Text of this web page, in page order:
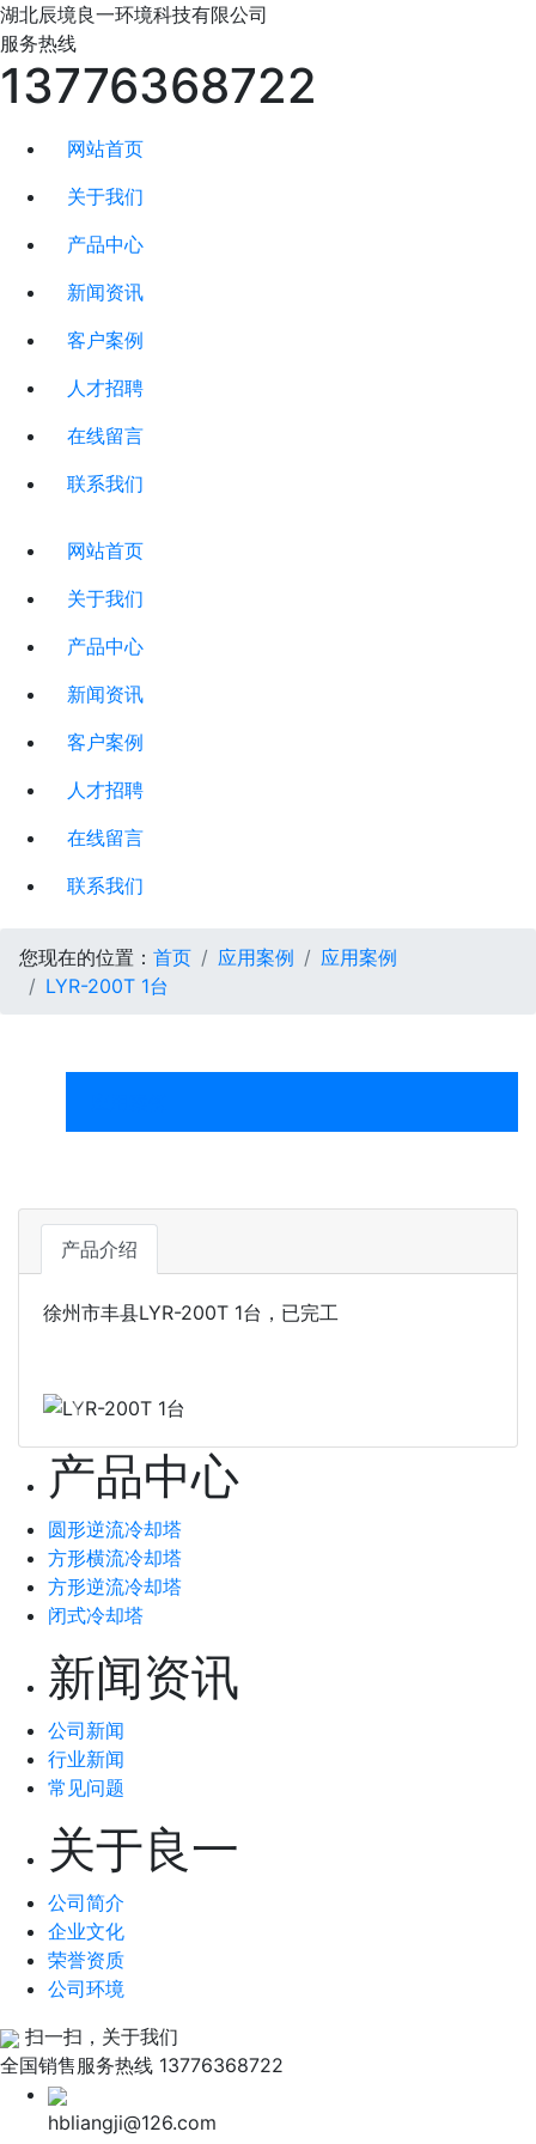
湖北辰境良一环境科技有限公司
服务热线
13776368722
网站首页
关于我们
产品中心
新闻资讯
客户案例
人才招聘
在线留言
联系我们
网站首页
关于我们
产品中心
新闻资讯
客户案例
人才招聘
在线留言
联系我们
您现在的位置： 首页 应用案例
应用案例
LYR-200T 1台
产品介绍
徐州市丰县LYR-200T 1台，已完工
下一张
产品中心
圆形逆流冷却塔
方形横流冷却塔
方形逆流冷却塔
闭式冷却塔
新闻资讯
公司新闻
行业新闻
常见问题
关于良一
公司简介
企业文化
荣誉资质
公司环境
扫一扫，关于我们
全国销售服务热线 13776368722
hbliangji@126.com